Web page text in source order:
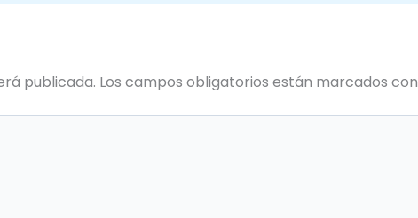
publicada. Los campos obligatorios están marcados con